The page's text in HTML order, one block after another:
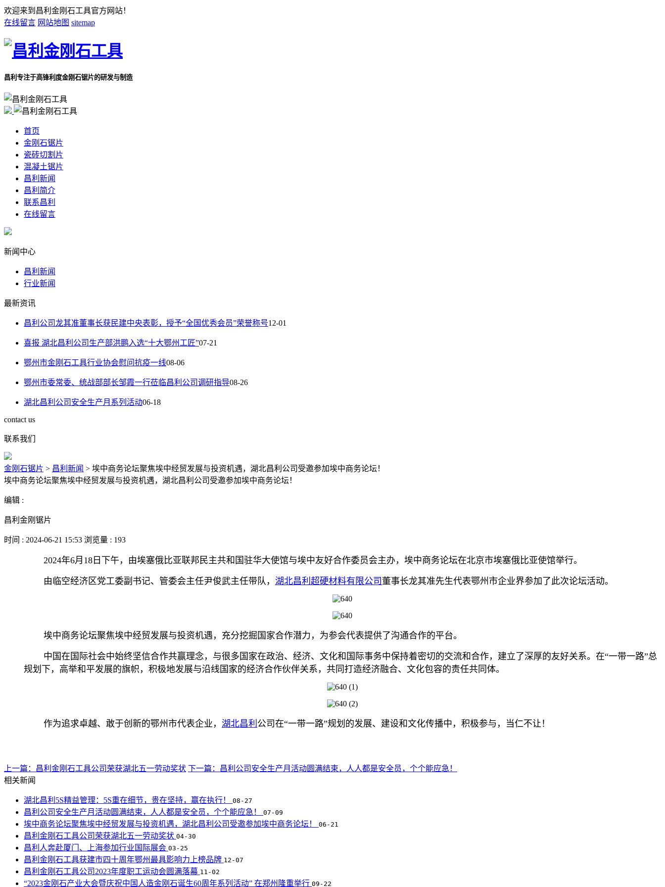
欢迎来到昌利金刚石工具官方网站！
在线留言 网站地图 sitemap
昌利专注于高锋利度金刚石锯片的研发与制造
首页
金刚石锯片
瓷砖切割片
混凝土锯片
昌利新闻
昌利简介
联系昌利
在线留言
新闻中心
昌利新闻
行业新闻
最新资讯
昌利公司龙其准董事长获民建中央表彰，授予“全国优秀会员”荣誉称号12-01
喜报 湖北昌利公司生产部洪鹏入选“十大鄂州工匠”07-21
鄂州市金刚石工具行业协会慰问抗疫一线08-06
鄂州市委常委、统战部部长邹霞一行莅临昌利公司调研指导08-26
湖北昌利公司安全生产月系列活动06-18
contact us
联系我们
金刚石锯片 > 昌利新闻 > 埃中商务论坛聚焦埃中经贸发展与投资机遇，湖北昌利公司受邀参加埃中商务论坛！
埃中商务论坛聚焦埃中经贸发展与投资机遇，湖北昌利公司受邀参加埃中商务论坛！
编辑 :
昌利金刚锯片
时间 : 2024-06-21 15:53 浏览量 : 193
2024年6月18日下午，由埃塞俄比亚联邦民主共和国驻华大使馆与埃中友好合作委员会主办，埃中商务论坛在北京市埃塞俄比亚使馆举行。
由临空经济区党工委副书记、管委会主任尹俊武主任带队， 湖北昌利超硬材料有限公司 董事长龙其准先生代表鄂州市企业界参加了此次论坛活动。
埃中商务论坛聚焦埃中经贸发展与投资机遇，充分挖掘国家合作潜力，为参会代表提供了沟通合作的平台。
中国在国际社会中始终坚信合作共赢理念，与很多国家在政治、经济、文化和国际事务中保持着密切的交流和合作，建立了深厚的友好关系。在“一带一路”总
规划下，高举和平发展的旗帜，积极地发展与沿线国家的经济合作伙伴关系，共同打造经济融合、文化包容的责任共同体。
作为追求卓越、敢于创新的鄂州市代表企业， 湖北昌利 公司在“一带一路”规划的发展、建设和文化传播中，积极参与，当仁不让！
上一篇：昌利金刚石工具公司荣获湖北五一劳动奖状 下一篇：昌利公司安全生产月活动圆满结束，人人都是安全员，个个能应急！
相关新闻
湖北昌利5S精益管理：5S重在细节，贵在坚持，赢在执行！ 08-27
昌利公司安全生产月活动圆满结束，人人都是安全员，个个能应急！ 07-09
埃中商务论坛聚焦埃中经贸发展与投资机遇，湖北昌利公司受邀参加埃中商务论坛！ 06-21
昌利金刚石工具公司荣获湖北五一劳动奖状 04-30
昌利人奔赴厦门、上海参加行业国际展会 03-25
昌利金刚石工具获建市四十周年鄂州最具影响力上榜品牌 12-07
昌利金刚石工具公司2023年度职工运动会圆满落幕 11-02
“2023金刚石产业大会暨庆祝中国人造金刚石诞生60周年系列活动” 在郑州隆重举行 09-22